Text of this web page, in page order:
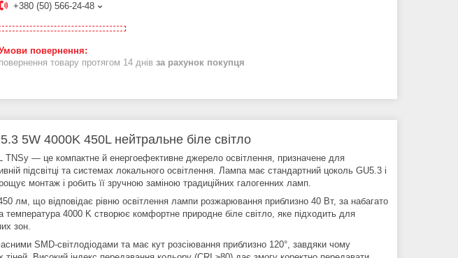
+380 (50) 566-24-48
повернення товару протягом 14 днів за рахунок покупця
5W 4000K 450L нейтральне біле світло
TNSy — це компактне й енергоефективне джерело освітлення, призначене для
підсвітці та системах локального освітлення. Лампа має стандартний цоколь GU5.3 і
монтаж і робить її зручною заміною традиційних галогенних ламп.
лм, що відповідає рівню освітлення лампи розжарювання приблизно 40 Вт, за набагато
4000 K створює комфортне природне біле світло, яке підходить для
зон.
SMD-світлодіодами та має кут розсіювання приблизно 120°, завдяки чому